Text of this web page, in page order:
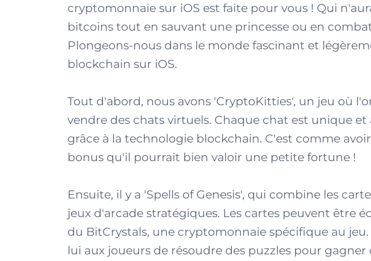
cryptomonnaie sur iOS est faite pour vous ! Qui
bitcoins tout en sauvant une princesse ou en
Plongeons-nous dans le monde fascinant et
blockchain sur iOS.
Tout d'abord, nous avons 'CryptoKitties', un jeu où
vendre des chats virtuels. Chaque chat est unique
grâce à la technologie blockchain. C'est comme
bonus qu'il pourrait bien valoir une petite fortune !
Ensuite, il y a 'Spells of Genesis', qui combine les
jeux d'arcade stratégiques. Les cartes peuvent être
du BitCrystals, une cryptomonnaie spécifique au
lui aux joueurs de résoudre des puzzles pour